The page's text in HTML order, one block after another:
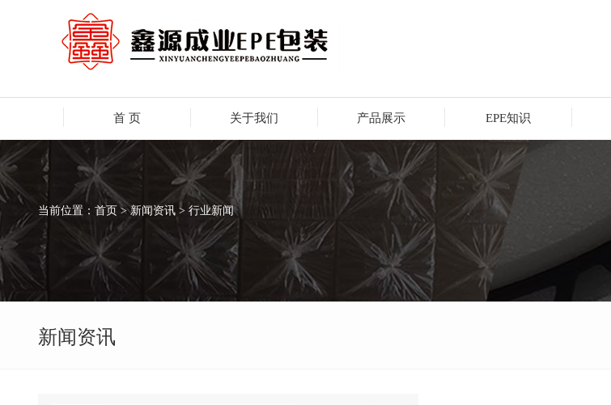
首 页 关于我们 产品展示 EPE知识
当前位置： 首页 > 新闻资讯 > 行业新闻
新闻资讯